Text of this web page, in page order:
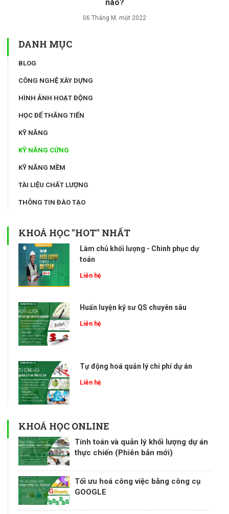
nào?
06 Tháng M. một 2022
DANH MỤC
BLOG
CÔNG NGHỆ XÂY DỰNG
HÌNH ẢNH HOẠT ĐỘNG
HỌC ĐỂ THĂNG TIẾN
KỸ NĂNG
KỸ NĂNG CỨNG
KỸ NĂNG MỀM
TÀI LIỆU CHẤT LƯỢNG
THÔNG TIN ĐÀO TẠO
KHOÁ HỌC "HOT" NHẤT
Làm chủ khối lượng - Chinh phục dự
toán
Liên hệ
Huấn luyện kỹ sư QS chuyên sâu
Liên hệ
Tự động hoá quản lý chi phí dự án
Liên hệ
KHOÁ HỌC ONLINE
Tính toán và quản lý khối lượng dự án
thực chiến (Phiên bản mới)
Tối ưu hoá công việc bằng công cụ
GOOGLE